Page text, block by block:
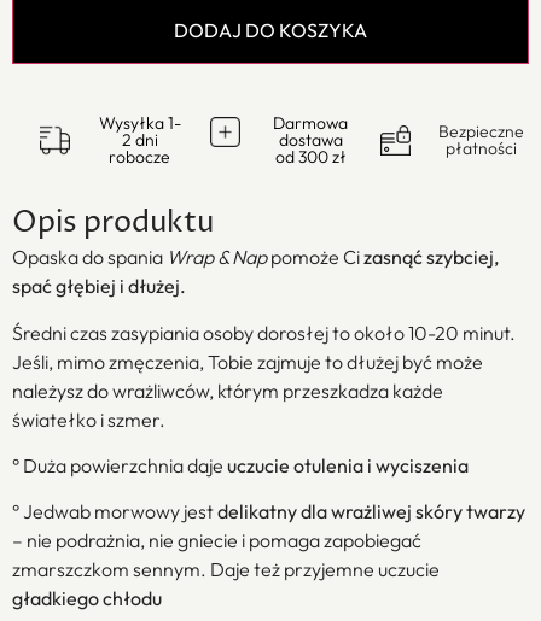
DODAJ DO KOSZYKA
Wysyłka 1-
2 dni
robocze
Darmowa
dostawa
od 300 zł
Bezpieczne
płatności
Opis produktu
Opaska do spania Wrap & Nappomoże Cizasnąć szybciej,
spać głębiej i dłużej.
Średni czas zasypiania osoby dorosłej to około 10-20 minut.
Jeśli, mimo zmęczenia, Tobie zajmuje to dłużej być może
należysz do wrażliwców, którym przeszkadza każde
światełko i szmer.
° Duża powierzchnia daje uczucie otulenia i wyciszenia
° Jedwab morwowy jestdelikatny dla wrażliwej skóry twarzy
– nie podrażnia, nie gniecie i pomaga zapobiegać
zmarszczkom sennym. Daje też przyjemne uczucie
gładkiego chłodu